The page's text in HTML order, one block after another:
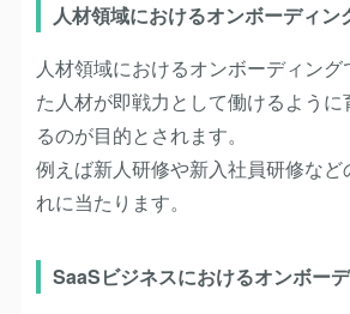
人材領域におけるオンボーディン
人材領域におけるオンボーディン
た人材が即戦力として働けるよう
るのが目的とされます。
例えば新人研修や新入社員研修など
れに当たります。
SaaSビジネスにおけるオンボー